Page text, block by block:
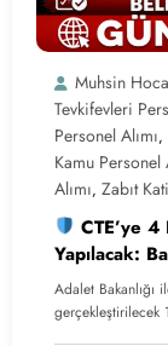
Muhsin Hoca
Tevkifevleri
Personel Alımı,
Kamu Personel
Alımı, Zabıt
CTE’ye
Yapılacak:
Adalet Bakanlığı
gerçekleştirilecek